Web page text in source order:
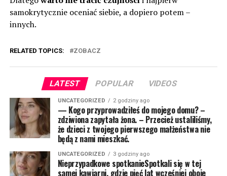
samokrytycznie oceniać siebie, a dopiero potem –
innych.
RELATED TOPICS: ZOBACZ
LATEST POPULAR VIDEOS
UNCATEGORIZED 2 godziny ago
— Kogo przyprowadziłeś do mojego domu? –
zdziwiona zapytała żona. – Przecież ustaliliśmy,
że dzieci z twojego pierwszego małżeństwa nie
będą z nami mieszkać.
UNCATEGORIZED 3 godziny ago
Nieprzypadkowe spotkanieSpotkali się w tej
samej kawiarni, gdzie pięć lat wcześniej oboje